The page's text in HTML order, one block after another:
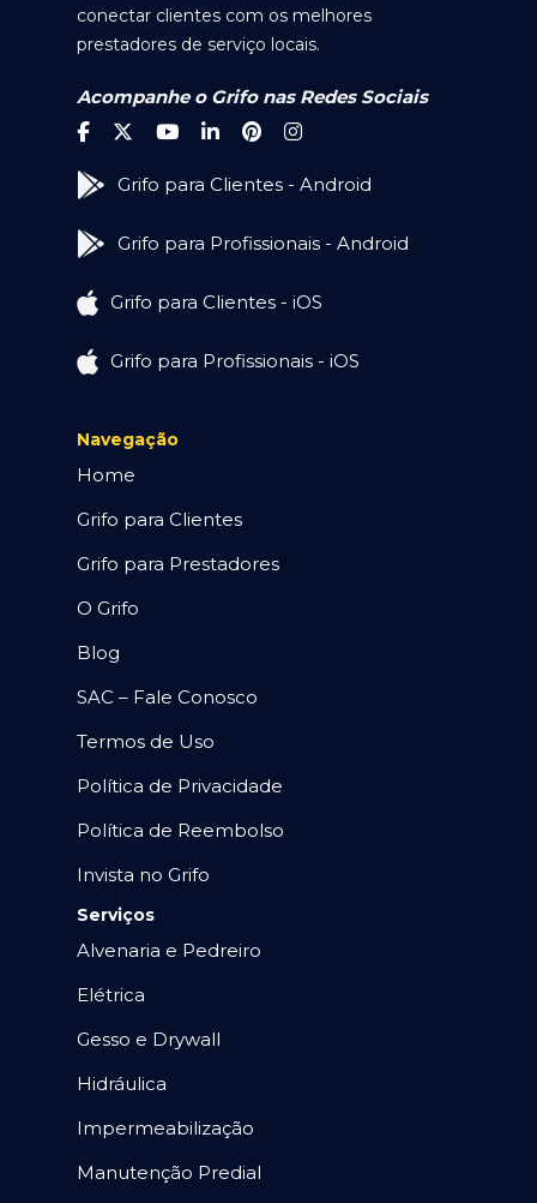
conectar clientes com os melhores
prestadores de serviço locais.
Acompanhe o Grifo nas Redes Sociais
Grifo para Clientes - Android
Grifo para Profissionais - Android
Grifo para Clientes - iOS
Grifo para Profissionais - iOS
Navegação
Home
Grifo para Clientes
Grifo para Prestadores
O Grifo
Blog
SAC – Fale Conosco
Termos de Uso
Política de Privacidade
Política de Reembolso
Invista no Grifo
Serviços
Alvenaria e Pedreiro
Elétrica
Gesso e Drywall
Hidráulica
Impermeabilização
Manutenção Predial